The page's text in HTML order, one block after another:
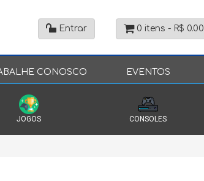
Entrar 0 itens - R$ 0.00
CONOSCO EVENTOS
JOGOS CONSOLES